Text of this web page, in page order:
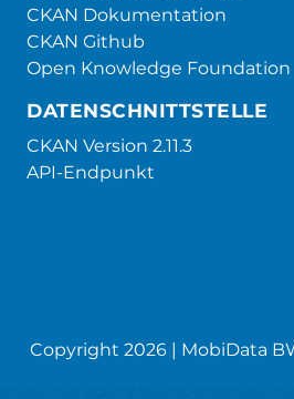
CKAN Dokumentation
CKAN Github
Open Knowledge Foundation
DATENSCHNITTSTELLE
CKAN Version 2.11.3
API-Endpunkt
Copyright 2026 | MobiData